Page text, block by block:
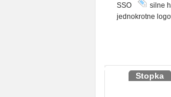
SSO
silne
jednokrotne
Stopka